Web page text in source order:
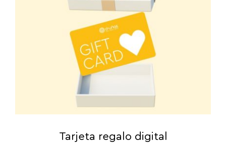
Tarjeta regalo digital